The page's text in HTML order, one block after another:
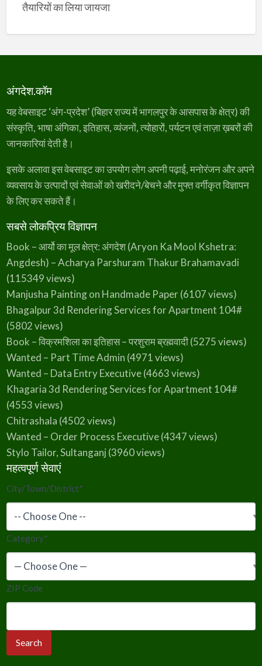
तैयारियों का लिया जायजा
अंगदेश.कॉम
यह वेबसाइट ‘अंग-प्रदेश’ (बिहार राज्य में भागलपुर के आसपास के क्षेत्र) की
संस्कृति, भाषा अंगिका, इतिहास, व्यंजनों, त्योहारों, पर्यटन एवं ताज़ा ख़बरों की
जानकारियां देती है।
इसके अलावा इस वेबसाइट का उपयोग लोग अपनी पढ़ाई, मनोरंजन और अपने
व्यवसाय के उत्पादों एवं सेवाओं को खरीदने/बेचने और मुफ्त वर्गीकृत विज्ञापन
के लिए कर सकते हैं।
सबसे लोकप्रिय विज्ञापन
Book – आर्यो का मूल क्षेत्र: अंगदेश (Aryon Ka Mool Kshetra:
Angdesh) – Acharya Parshuram Thakur Brahamavadi
(115349 views)
Manjusha Painting on Handmade Paper(6107 views)
Bhagalpur 3d Rendering Services for Apartment 104#
(5802 views)
Book – विक्रमशिला का इतिहास – परशुराम ब्रह्मवादी(5275 views)
Wanted – Part Time Admin (4971 views)
Wanted – Data Entry Executive(4663 views)
Khagaria 3d Rendering Services for Apartment 104#
(4553 views)
Chitrashala (4502 views)
Wanted – Order Process Executive(4347 views)
Stylo Tailor, Sultanganj (3960 views)
महत्वपूर्ण सेवाएं
City/Town/District*
Category*
ZIP Code